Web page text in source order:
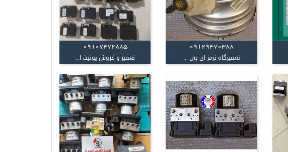
09129470388
تعمیرگاه ترمز ای بی ...
09107472885
تعمیر و فروش یونیت ا...